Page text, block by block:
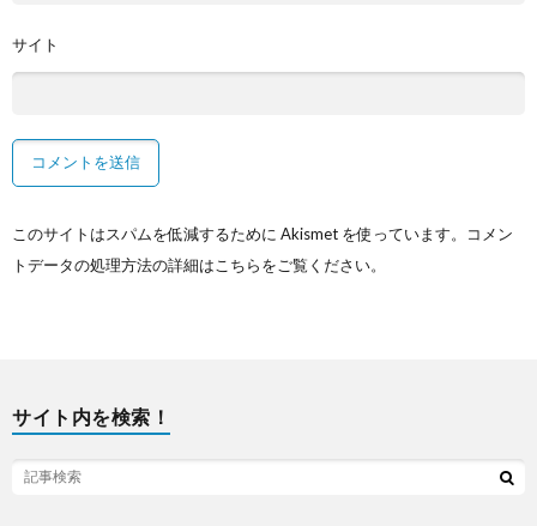
サイト
このサイトはスパムを低減するために Akismet を使っています。
コメン
トデータの処理方法の詳細はこちらをご覧ください。
サイト内を検索！